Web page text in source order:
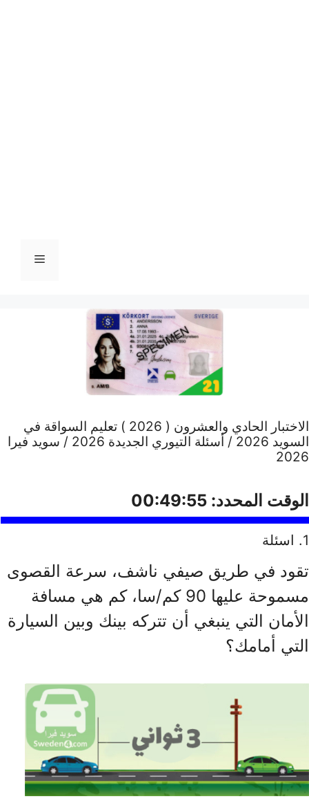
القائمة
الاختبار الحادي والعشرون ( 2026 ) تعليم السواقة في
السويد 2026 / أسئلة التيوري الجديدة 2026 / سويد فيرا
2026
الوقت المحدد: 00:49:54
1. اسئلة
تقود في طريق صيفي ناشف، سرعة القصوى
مسموحة عليها 90 كم/سا، كم هي مسافة
الأمان التي ينبغي أن تتركه بينك وبين السيارة
التي أمامك؟